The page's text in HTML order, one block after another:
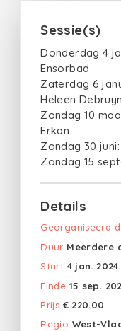
Sessie(s)
Donderdag 4
Ensorbad
Zaterdag 6
Heleen
Zondag 10
Erkan
Zondag 30
Zondag 15
Details
Georganiseerd
Duur Meerdere
Start 4 jan. 2024
Einde 15 sep.
Prijs € 220.00
Regio West-